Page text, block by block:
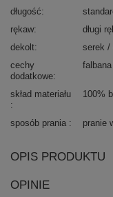
długość
rękaw
długi
dekolt
serek /
cechy
dodatkowe
falbana
skład materiału 100%
sposób prania pranie
OPIS PRODUKTU
OPINIE